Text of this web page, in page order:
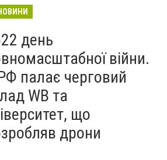
Маріуполі
день
війни.
палає черговий
WB та
що
дрони